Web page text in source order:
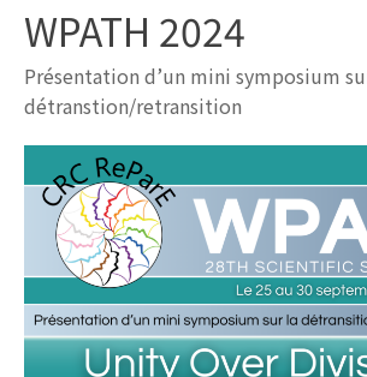
WPATH 2024
Présentation d’un mini symposium
détranstion/retransition